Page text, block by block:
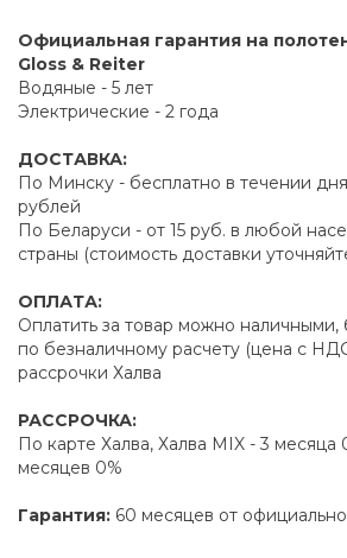
Официальная гарантия на
Gloss & Reiter
Водяные - 5 лет
Электрические - 2 года
ДОСТАВКА:
По Минску - бесплатно в течении
рублей
По Беларуси - от 15 руб. в любой
страны (стоимость доставки
ОПЛАТА:
Оплатить за товар можно наличными,
по безналичному расчету (цена с
рассрочки Халва
РАССРОЧКА:
По карте Халва, Халва MIX - 3 месяца
месяцев 0%
Гарантия: 60 месяцев от